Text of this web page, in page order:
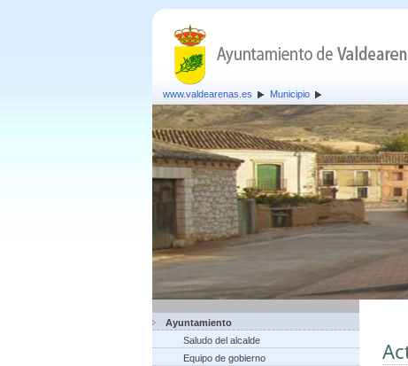
www.valdearenas.es Municipio
Ayuntamiento
Saludo del alcalde
Equipo de gobierno